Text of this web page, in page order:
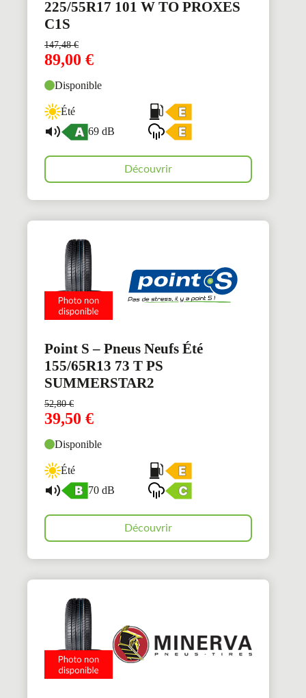
225/55R17 101 W TO PROXES
C1S
147,48€
89,00 €
Disponible
Été
69 dB
Découvrir
Point S – Pneus Neufs Été
155/65R13 73 T PS
SUMMERSTAR2
52,80€
39,50 €
Disponible
Été
70 dB
Découvrir